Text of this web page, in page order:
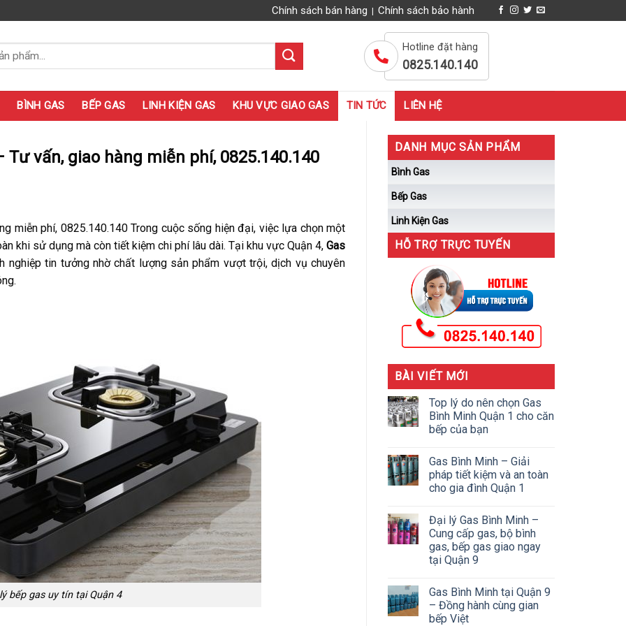
Chính sách bán hàng Chính sách bảo hành
Hotline đặt hàng
0825.140.140
BÌNH GAS BẾP GAS LINH KIỆN GAS KHU VỰC GIAO GAS TIN TỨC LIÊN HỆ
vấn, giao hàng miễn phí, 0825.140.140
miễn phí, 0825.140.140 Trong cuộc sống hiện đại, việc lựa chọn một
khi sử dụng mà còn tiết kiệm chi phí lâu dài. Tại khu vực Quận 4, Gas
tin tưởng nhờ chất lượng sản phẩm vượt trội, dịch vụ chuyên
bếp gas uy tín tại Quận 4
DANH MỤC SẢN PHẨM
Bình Gas
Bếp Gas
Linh Kiện Gas
HỖ TRỢ TRỰC TUYẾN
BÀI VIẾT MỚI
Top lý do nên chọn Gas
Bình Minh Quận 1 cho căn
bếp của bạn
Gas Bình Minh – Giải
pháp tiết kiệm và an toàn
cho gia đình Quận 1
Đại lý Gas Bình Minh –
Cung cấp gas, bộ bình
gas, bếp gas giao ngay
tại Quận 9
Gas Bình Minh tại Quận 9
– Đồng hành cùng gian
bếp Việt